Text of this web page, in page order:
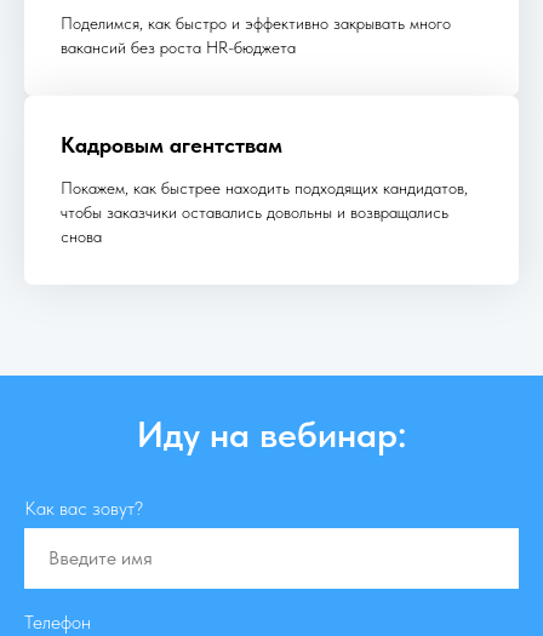
Поделимся, как быстро и эффективно закрывать много
вакансий без роста HR-бюджета
Кадровым агентствам
Покажем, как быстрее находить подходящих кандидатов,
чтобы заказчики оставались довольны и возвращались
снова
Иду на вебинар:
Как вас зовут?
Телефон